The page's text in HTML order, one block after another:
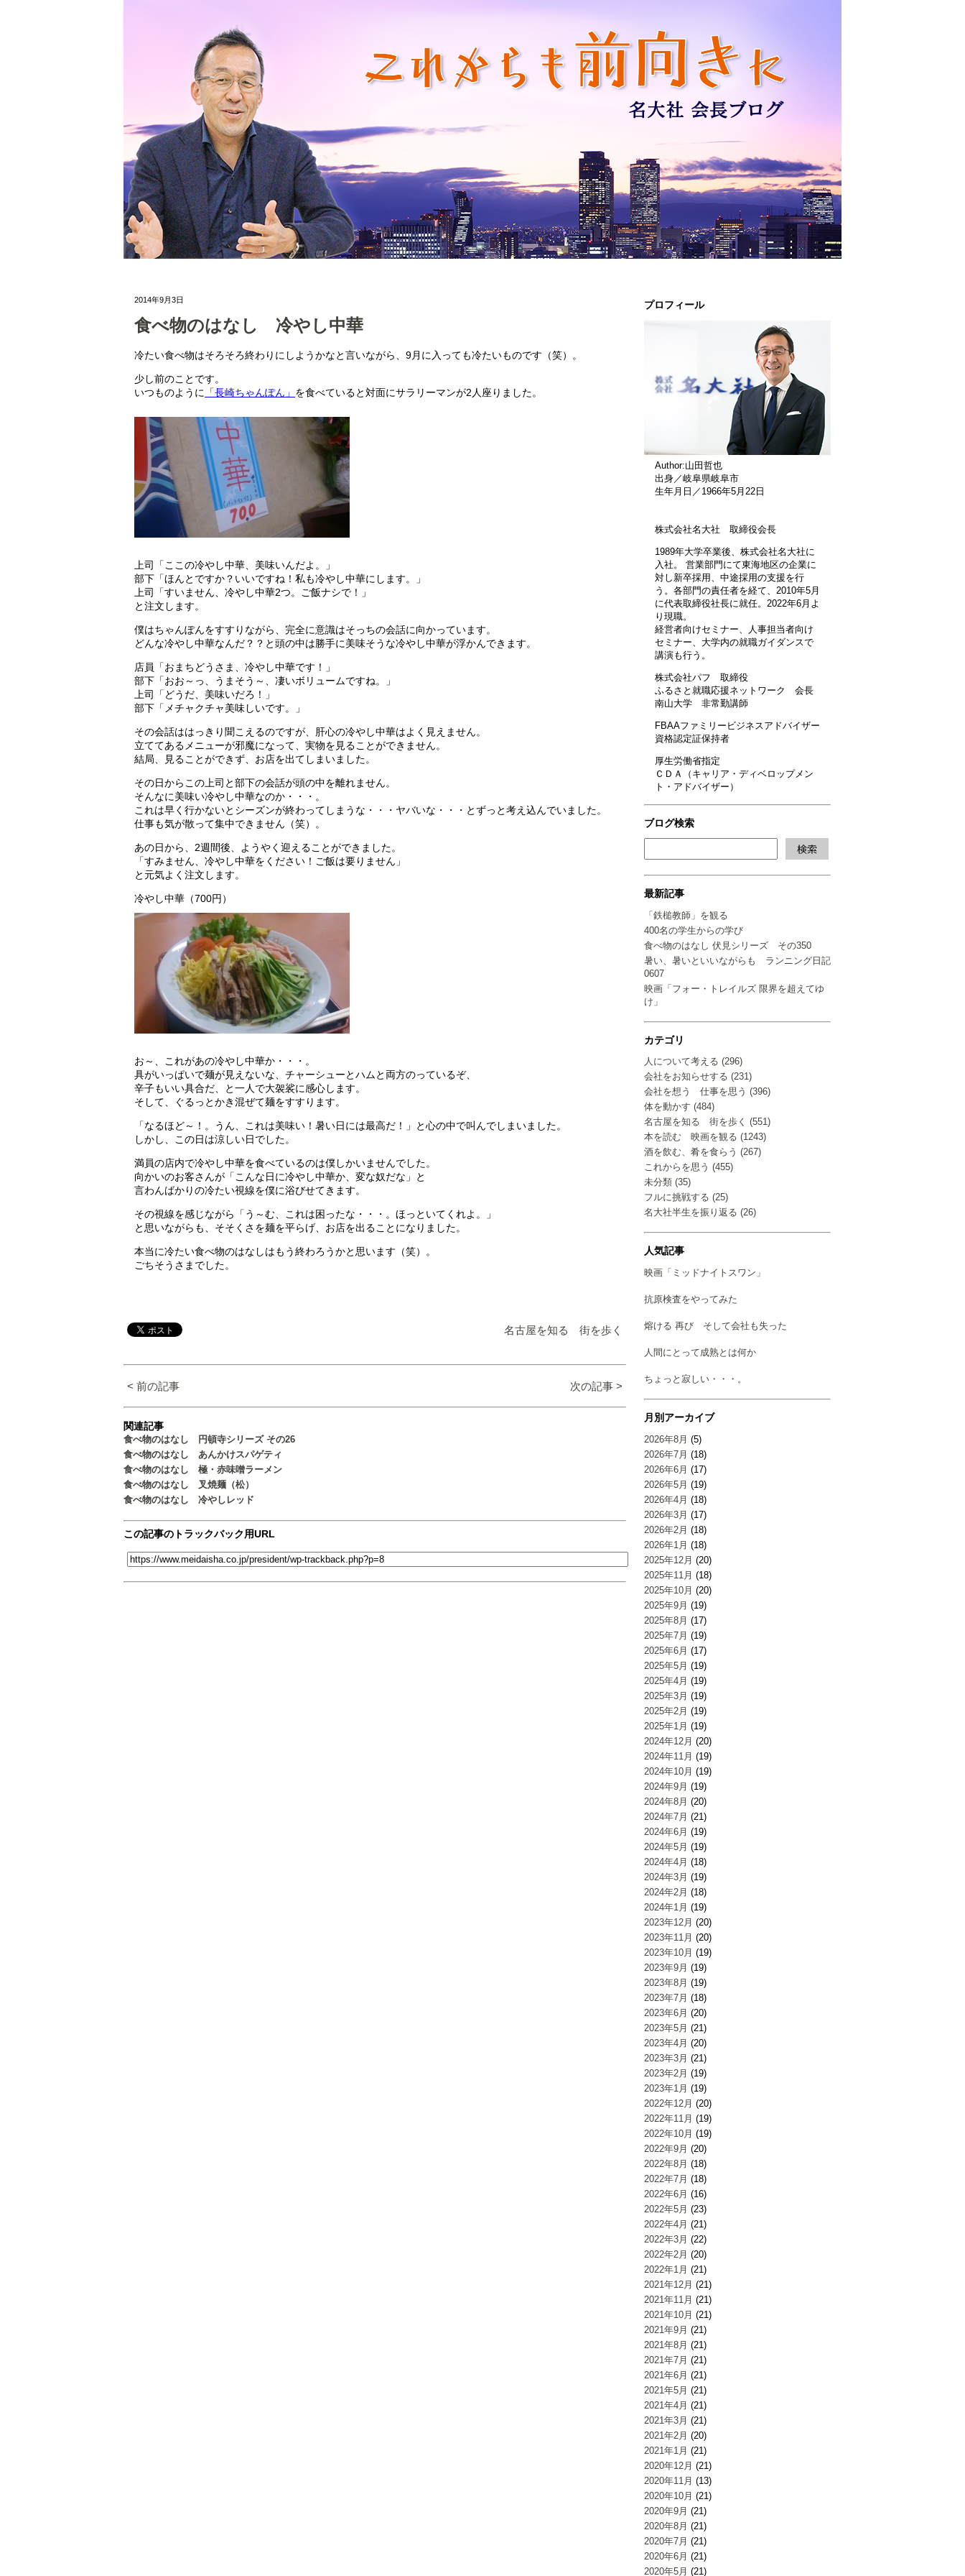
プロフィール
Author:山田哲也
出身／岐阜県岐阜市
生年月日／1966年5月22日
株式会社名大社 取締役会長
1989年大学卒業後、株式会社名大社に
入社。 営業部門にて東海地区の企業に
対し新卒採用、中途採用の支援を行
う。各部門の責任者を経て、2010年5月
に代表取締役社長に就任。2022年6月よ
り現職。
経営者向けセミナー、人事担当者向け
セミナー、大学内の就職ガイダンスで
講演も行う。
株式会社パフ 取締役
ふるさと就職応援ネットワーク 会長
南山大学 非常勤講師
FBAAファミリービジネスアドバイザー
資格認定証保持者
厚生労働省指定
ＣＤＡ（キャリア・ディベロップメン
ト・アドバイザー）
ブログ検索
最新記事
「鉄槌教師」を観る
400名の学生からの学び
食べ物のはなし 伏見シリーズ その350
暑い、暑いといいながらも ランニング日記
0607
映画「フォー・トレイルズ 限界を超えてゆ
け」
カテゴリ
人について考える (296)
会社をお知らせする (231)
会社を想う 仕事を思う (396)
体を動かす (484)
名古屋を知る 街を歩く (551)
本を読む 映画を観る (1243)
酒を飲む、肴を食らう (267)
これからを思う (455)
未分類 (35)
フルに挑戦する (25)
名大社半生を振り返る (26)
人気記事
映画「ミッドナイトスワン」
抗原検査をやってみた
熔ける 再び そして会社も失った
人間にとって成熟とは何か
ちょっと寂しい・・・。
月別アーカイブ
2026年8月 (5)
2026年7月 (18)
2026年6月 (17)
2026年5月 (19)
2026年4月 (18)
2026年3月 (17)
2026年2月 (18)
2026年1月 (18)
2025年12月 (20)
2025年11月 (18)
2025年10月 (20)
2025年9月 (19)
2025年8月 (17)
2025年7月 (19)
2025年6月 (17)
2025年5月 (19)
2025年4月 (19)
2025年3月 (19)
2025年2月 (19)
2025年1月 (19)
2024年12月 (20)
2024年11月 (19)
2024年10月 (19)
2024年9月 (19)
2024年8月 (20)
2024年7月 (21)
2024年6月 (19)
2024年5月 (19)
2024年4月 (18)
2024年3月 (19)
2024年2月 (18)
2024年1月 (19)
2023年12月 (20)
2023年11月 (20)
2023年10月 (19)
2023年9月 (19)
2023年8月 (19)
2023年7月 (18)
2023年6月 (20)
2023年5月 (21)
2023年4月 (20)
2023年3月 (21)
2023年2月 (19)
2023年1月 (19)
2022年12月 (20)
2022年11月 (19)
2022年10月 (19)
2022年9月 (20)
2022年8月 (18)
2022年7月 (18)
2022年6月 (16)
2022年5月 (23)
2022年4月 (21)
2022年3月 (22)
2022年2月 (20)
2022年1月 (21)
2021年12月 (21)
2021年11月 (21)
2021年10月 (21)
2021年9月 (21)
2021年8月 (21)
2021年7月 (21)
2021年6月 (21)
2021年5月 (21)
2021年4月 (21)
2021年3月 (21)
2021年2月 (20)
2021年1月 (21)
2020年12月 (21)
2020年11月 (13)
2020年10月 (21)
2020年9月 (21)
2020年8月 (21)
2020年7月 (21)
2020年6月 (21)
2020年5月 (21)
2014年9月3日
食べ物のはなし 冷やし中華
冷たい食べ物はそろそろ終わりにしようかなと言いながら、9月に入っても冷たいものです（笑）。
少し前のことです。
いつものように
「長崎ちゃんぽん」 を食べていると対面にサラリーマンが2人座りました。
上司「ここの冷やし中華、美味いんだよ。」
部下「ほんとですか？いいですね！私も冷やし中華にします。」
上司「すいません、冷やし中華2つ。ご飯ナシで！」
と注文します。
僕はちゃんぽんをすすりながら、完全に意識はそっちの会話に向かっています。
どんな冷やし中華なんだ？？と頭の中は勝手に美味そうな冷やし中華が浮かんできます。
店員「おまちどうさま、冷やし中華です！」
部下「おお～っ、うまそう～、凄いボリュームですね。」
上司「どうだ、美味いだろ！」
部下「メチャクチャ美味しいです。」
その会話ははっきり聞こえるのですが、肝心の冷やし中華はよく見えません。
立ててあるメニューが邪魔になって、実物を見ることができません。
結局、見ることができず、お店を出てしまいました。
その日からこの上司と部下の会話が頭の中を離れません。
そんなに美味い冷やし中華なのか・・・。
これは早く行かないとシーズンが終わってしまうな・・・ヤバいな・・・とずっと考え込んでいました。
仕事も気が散って集中できません（笑）。
あの日から、2週間後、ようやく迎えることができました。
「すみません、冷やし中華をください！ご飯は要りません」
と元気よく注文します。
冷やし中華（700円）
お～、これがあの冷やし中華か・・・。
具がいっぱいで麺が見えないな、チャーシューとハムと両方のっているぞ、
辛子もいい具合だ、と一人で大袈裟に感心します。
そして、ぐるっとかき混ぜて麺をすすります。
「なるほど～！。うん、これは美味い！暑い日には最高だ！」と心の中で叫んでしまいました。
しかし、この日は涼しい日でした。
満員の店内で冷やし中華を食べているのは僕しかいませんでした。
向かいのお客さんが「こんな日に冷やし中華か、変な奴だな」と
言わんばかりの冷たい視線を僕に浴びせてきます。
その視線を感じながら「う～む、これは困ったな・・・。ほっといてくれよ。」
と思いながらも、そそくさを麺を平らげ、お店を出ることになりました。
本当に冷たい食べ物のはなしはもう終わろうかと思います（笑）。
ごちそうさまでした。
名古屋を知る 街を歩く
< 前の記事 次の記事 >
関連記事
食べ物のはなし 円頓寺シリーズ その26
食べ物のはなし あんかけスパゲティ
食べ物のはなし 極・赤味噌ラーメン
食べ物のはなし 叉焼麺（松）
食べ物のはなし 冷やしレッド
この記事のトラックバック用URL